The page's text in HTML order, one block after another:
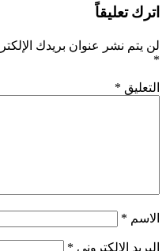
اترك تعليقاً
لن يتم نشر عنوان بريدك
*
التعليق *
الاسم *
البريد الإلكتروني *